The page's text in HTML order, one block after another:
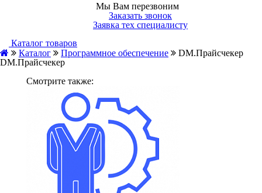
Мы Вам перезвоним
Заказать звонок
Заявка тех специалисту
Каталог товаров
Каталог
Программное обеспечение
DM.Прайсчекер
DM.Прайсчекер
Смотрите также: